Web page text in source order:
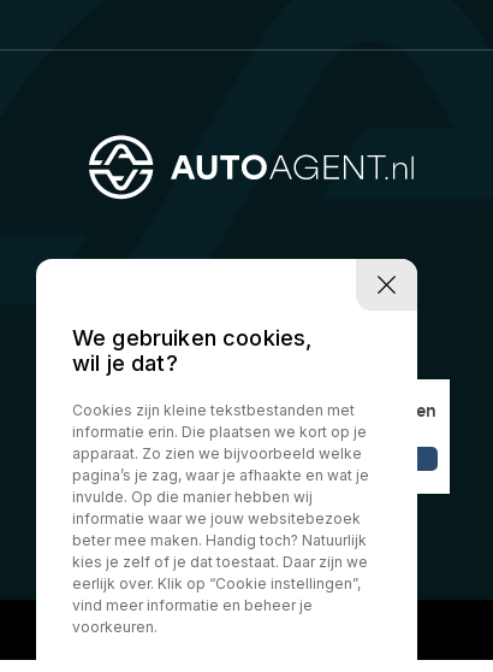
We gebruiken cookies,
wil je dat?
Cookies zijn kleine tekstbestanden met
informatie erin. Die plaatsen we kort op je
apparaat. Zo zien we bijvoorbeeld welke
pagina’s je zag, waar je afhaakte en wat je
invulde. Op die manier hebben wij
informatie waar we jouw websitebezoek
beter mee maken. Handig toch? Natuurlijk
kies je zelf of je dat toestaat. Daar zijn we
eerlijk over. Klik op “Cookie instellingen”,
vind meer informatie en beheer je
voorkeuren.